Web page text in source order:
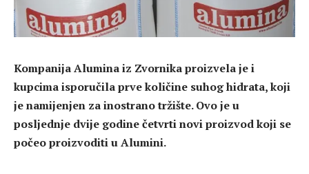
Kompanija Alumina iz Zvornika proizvela je i
kupcima isporučila prve količine suhog hidrata, koji
je namijenjen za inostrano tržište. Ovo je u
posljednje dvije godine četvrti novi proizvod koji se
počeo proizvoditi u Alumini.